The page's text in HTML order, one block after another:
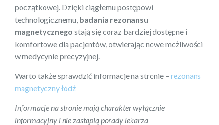
początkowej. Dzięki ciągłemu postępowi
technologicznemu, badania rezonansu
magnetycznego stają się coraz bardziej dostępne i
komfortowe dla pacjentów, otwierając nowe możliwości
w medycynie precyzyjnej.
Warto także sprawdzić informacje na stronie – rezonans
magnetyczny łódź
Informacje na stronie mają charakter wyłącznie
informacyjny i nie zastąpią porady lekarza